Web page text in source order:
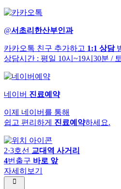
@서초리한산부인과
카카오톡 친구 추가하고 1:1 상담
상담시간 : 평일 10시~19시30분 /
네이버 진료예약
이제 네이버를 통해
쉽고 편리하게 진료예약하세요.
2·3호선 교대역 사거리
4번출구 바로 앞
자세히보기